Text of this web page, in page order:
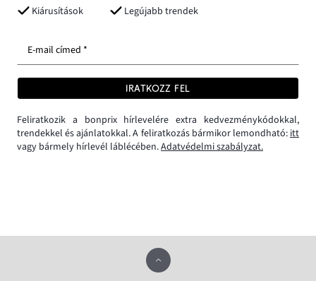
Kiárusítások
Legújabb trendek
E-mail címed *
IRATKOZZ FEL
Feliratkozik a bonprix hírlevelére extra kedvezménykódokkal,
trendekkel és ajánlatokkal. A feliratkozás bármikor lemondható:itt
vagy bármely hírlevél láblécében.Adatvédelmi szabályzat.